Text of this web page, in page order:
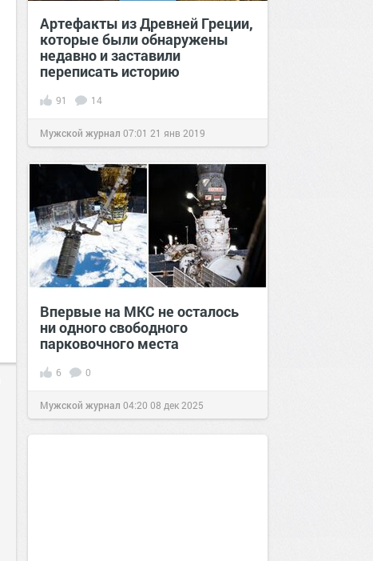
Артефакты из Древней Греции,
которые были обнаружены
недавно и заставили
переписать историю
91 14
Мужской журнал 07:01 21 янв 2019
Впервые на МКС не осталось
ни одного свободного
парковочного места
6 0
Мужской журнал 04:20 08 дек 2025